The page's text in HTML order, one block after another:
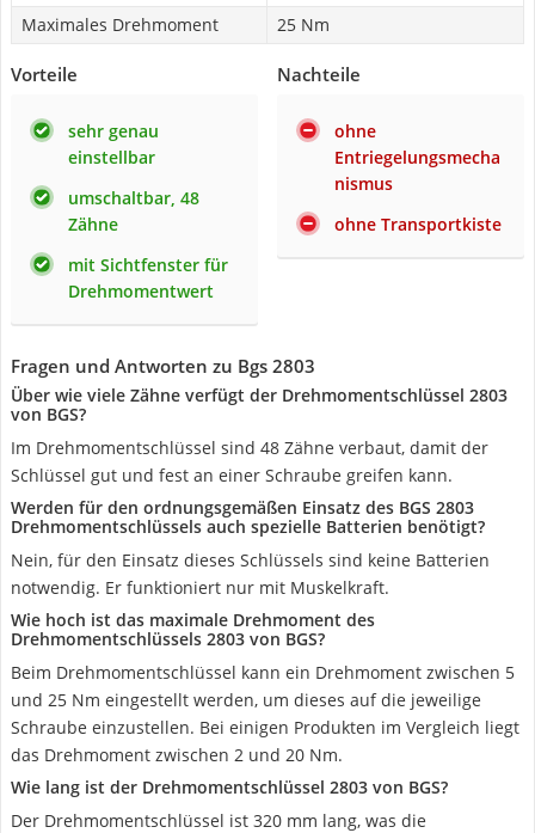
Maximales Drehmoment
25 Nm
Vorteile
sehr genau
einstellbar
umschaltbar, 48
Zähne
mit Sichtfenster für
Drehmomentwert
Nachteile
ohne
Entriegelungsmecha
nismus
ohne Transportkiste
Fragen und Antworten zu Bgs 2803
Über wie viele Zähne verfügt der Drehmomentschlüssel 2803
von BGS?
Im Drehmomentschlüssel sind 48 Zähne verbaut, damit der
Schlüssel gut und fest an einer Schraube greifen kann.
Werden für den ordnungsgemäßen Einsatz des BGS 2803
Drehmomentschlüssels auch spezielle Batterien benötigt?
Nein, für den Einsatz dieses Schlüssels sind keine Batterien
notwendig. Er funktioniert nur mit Muskelkraft.
Wie hoch ist das maximale Drehmoment des
Drehmomentschlüssels 2803 von BGS?
Beim Drehmomentschlüssel kann ein Drehmoment zwischen 5
und 25 Nm eingestellt werden, um dieses auf die jeweilige
Schraube einzustellen. Bei einigen Produkten im Vergleich liegt
das Drehmoment zwischen 2 und 20 Nm.
Wie lang ist der Drehmomentschlüssel 2803 von BGS?
Der Drehmomentschlüssel ist 320 mm lang, was die